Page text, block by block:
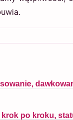
krok po kroku,